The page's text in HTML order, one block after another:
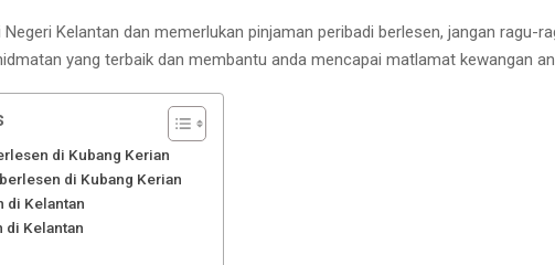
Negeri Kelantan dan memerlukan pinjaman peribadi berlesen, jangan ragu-
yang terbaik dan membantu anda mencapai matlamat kewangan
di Kubang Kerian
di Kubang Kerian
di Kelantan
di Kelantan